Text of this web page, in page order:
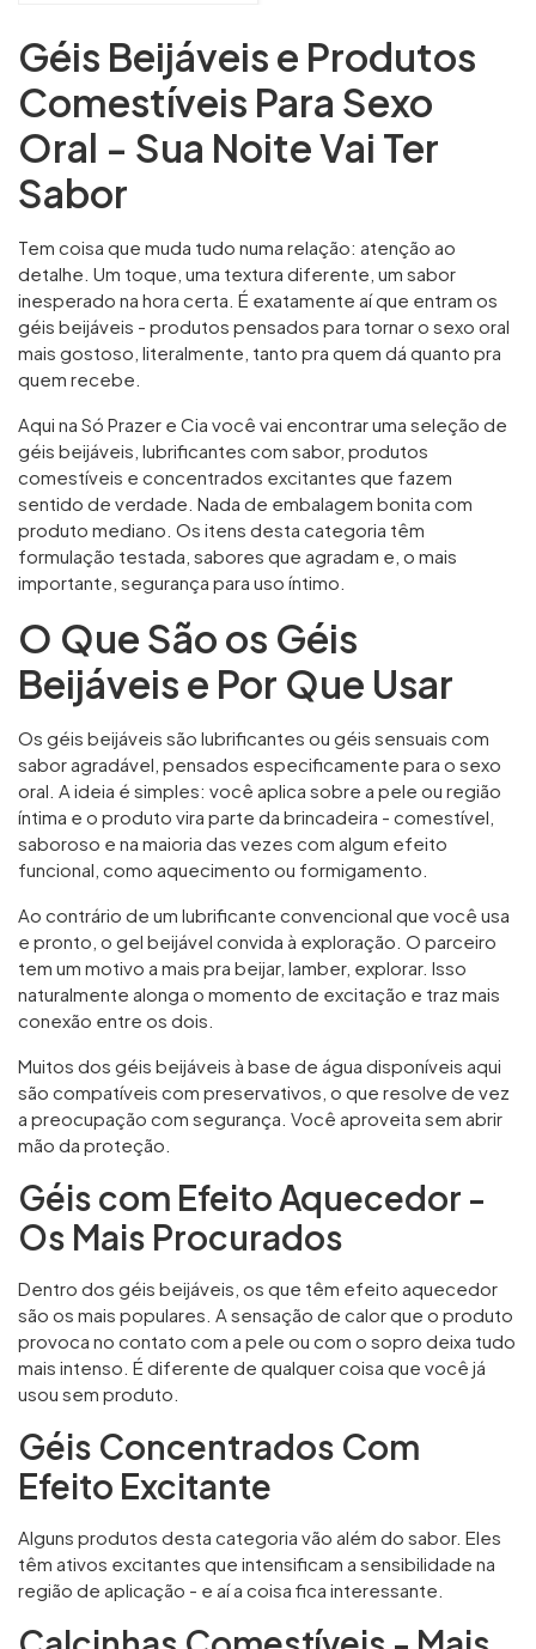
Géis Beijáveis e Produtos
Comestíveis Para Sexo
Oral - Sua Noite Vai Ter
Sabor
Tem coisa que muda tudo numa relação: atenção ao
detalhe. Um toque, uma textura diferente, um sabor
inesperado na hora certa. É exatamente aí que entram os
géis beijáveis - produtos pensados para tornar o sexo oral
mais gostoso, literalmente, tanto pra quem dá quanto pra
quem recebe.
Aqui na Só Prazer e Cia você vai encontrar uma seleção de
géis beijáveis, lubrificantes com sabor, produtos
comestíveis e concentrados excitantes que fazem
sentido de verdade. Nada de embalagem bonita com
produto mediano. Os itens desta categoria têm
formulação testada, sabores que agradam e, o mais
importante, segurança para uso íntimo.
O Que São os Géis
Beijáveis e Por Que Usar
Os géis beijáveis são lubrificantes ou géis sensuais com
sabor agradável, pensados especificamente para o sexo
oral. A ideia é simples: você aplica sobre a pele ou região
íntima e o produto vira parte da brincadeira - comestível,
saboroso e na maioria das vezes com algum efeito
funcional, como aquecimento ou formigamento.
Ao contrário de um lubrificante convencional que você usa
e pronto, o gel beijável convida à exploração. O parceiro
tem um motivo a mais pra beijar, lamber, explorar. Isso
naturalmente alonga o momento de excitação e traz mais
conexão entre os dois.
Muitos dos géis beijáveis à base de água disponíveis aqui
são compatíveis com preservativos, o que resolve de vez
a preocupação com segurança. Você aproveita sem abrir
mão da proteção.
Géis com Efeito Aquecedor -
Os Mais Procurados
Dentro dos géis beijáveis, os que têm efeito aquecedor
são os mais populares. A sensação de calor que o produto
provoca no contato com a pele ou com o sopro deixa tudo
mais intenso. É diferente de qualquer coisa que você já
usou sem produto.
Géis Concentrados Com
Efeito Excitante
Alguns produtos desta categoria vão além do sabor. Eles
têm ativos excitantes que intensificam a sensibilidade na
região de aplicação - e aí a coisa fica interessante.